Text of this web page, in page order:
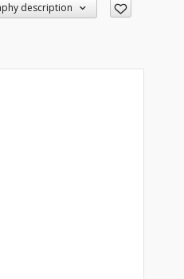
description